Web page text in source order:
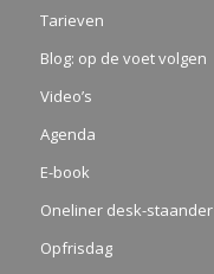
Tarieven
Blog: op de voet volgen
Video’s
Agenda
E-book
Oneliner desk-staander
Opfrisdag